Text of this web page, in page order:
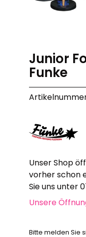
Junior
Funke
Unser Shop
vorher schon
Sie uns unter
Unsere
Bitte melden Sie